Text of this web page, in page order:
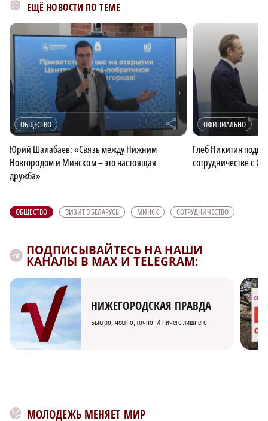
ЕЩЁ НОВОСТИ ПО ТЕМЕ
ОБЩЕСТВО r
Юрий Шалабаев: «Связь между Нижним
Новгородом и Минском – это настоящая
дружба»
ОФИЦИАЛЬНО
Глеб Никитин
сотрудничестве с
ОБЩЕСТВО ВИЗИТ В БЕЛАРУСЬ МИНСК СОТРУДНИЧЕСТВО
ПОДПИСЫВАЙТЕСЬ НА НАШИ
КАНАЛЫ В MAX И TELEGRAM:
НИЖЕГОРОДСКАЯ ПРАВДА
Быстро, честно, точно. И ничего лишнего
МОЛОДЕЖЬ МЕНЯЕТ МИР